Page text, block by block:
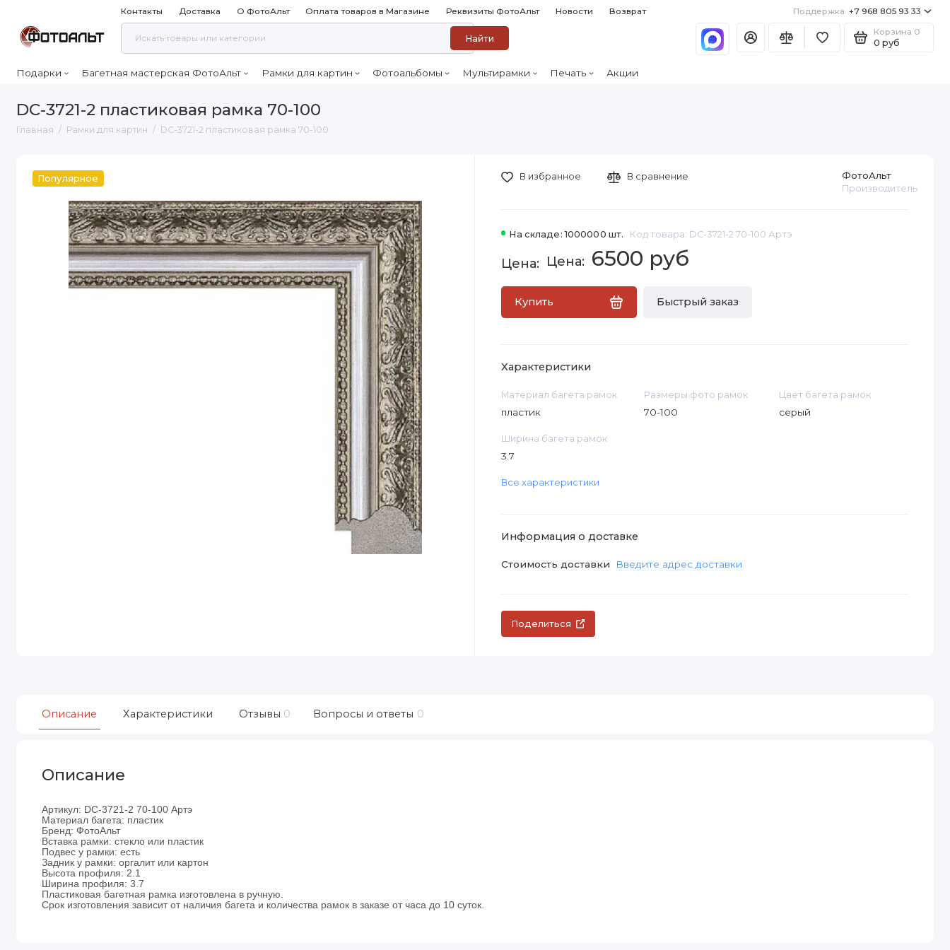
Контакты Доставка О ФотоАльт Оплата товаров в Магазине Реквизиты ФотоАльт Новости Возврат Поддержка +7 968 805 93 33
Найти
Корзина 0
0 руб
Подарки Багетная мастерская ФотоАльт Рамки для картин Фотоальбомы Мультирамки Печать Акции
DC-3721-2 пластиковая рамка 70-100
Главная Рамки для картин DC-3721-2 пластиковая рамка 70-100
Популярное
На складе: 1000000 шт. Код товара: DC-3721-2 70-100 Артэ
ФотоАльт
Производитель
6500 руб
Купить Быстрый заказ
В избранное В сравнение
Характеристики
Материал багета рамок
пластик
Размеры фото рамок
70-100
Цвет багета рамок
серый
Ширина багета рамок
3.7
Все характеристики
Информация о доставке
Стоимость доставки Введите адрес доставки
Поделиться
Описание Характеристики Отзывы 0 Вопросы и ответы 0
Описание
Артикул: DC-3721-2 70-100 Артэ
Материал багета: пластик
Бренд: ФотоАльт
Вставка рамки: стекло или пластик
Подвес у рамки: есть
Задник у рамки: оргалит или картон
Высота профиля: 2.1
Ширина профиля: 3.7
Пластиковая багетная рамка изготовлена в ручную.
Срок изготовления зависит от наличия багета и количества рамок в заказе от часа до 10 суток.